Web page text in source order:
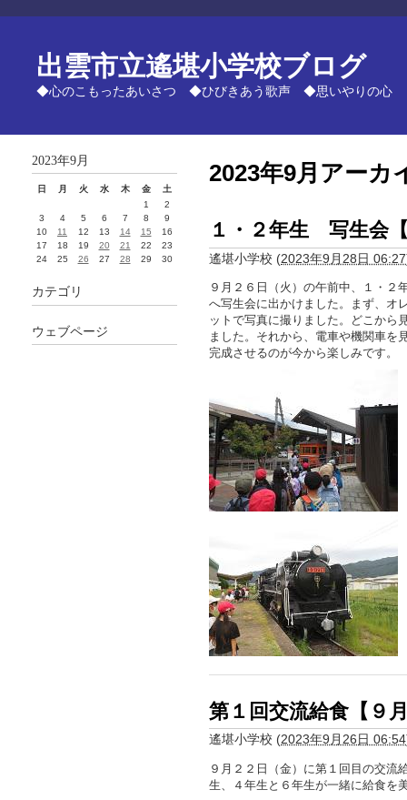
出雲市立遙堪小学校ブログ
◆心のこもったあいさつ ◆ひびきあう歌声 ◆思いやりの心
2023年9月アーカ
１・２年生 写生会
遙堪小学校 (2023年9月28日 06:27
９月２６日（火）の午前中、１・２
へ写生会に出かけました。まず、オ
ットで写真に撮りました。どこから
ました。それから、電車や機関車を
完成させるのが今から楽しみです。
第１回交流給食【９
遙堪小学校 (2023年9月26日 06:54
９月２２日（金）に第１回目の交流
生、４年生と６年生が一緒に給食を
2023年9月
日 月 火 水 木 金
土
1
2
3
4 5 6 7 8
9
10
11 12 13 14 15
16
17
18 19 20 21 22
23
24
25 26 27 28 29 30
カテゴリ
ウェブページ